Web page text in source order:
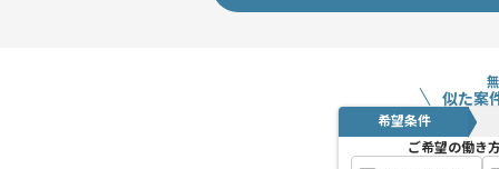
似た案
希望条件
ご希望の働き